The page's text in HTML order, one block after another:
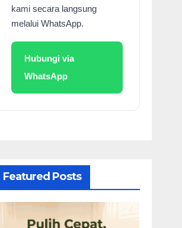
kami secara langsung
melalui WhatsApp.
Hubungi via
WhatsApp
Featured Posts